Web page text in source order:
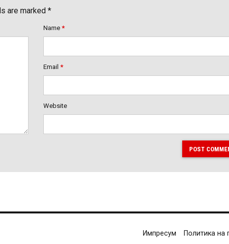
are marked *
Name *
Email *
Website
POST
Импресум Политика на